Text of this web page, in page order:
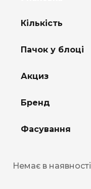
Кількість
Пачок у блоці
Акциз
Бренд
Фасування
Немає в наявності